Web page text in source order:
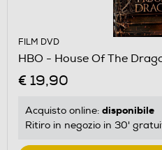
FILM DVD
HBO - House Of The
€ 19,90
Acquisto online: disponibile
Ritiro in negozio in 30'